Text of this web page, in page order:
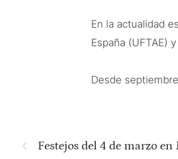
En la actualidad
España (UFTAE)
Desde
Festejos del 4 de marzo en